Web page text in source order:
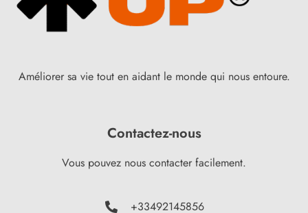
Améliorer sa vie tout en aidant le monde qui nous entoure.
Contactez-nous
Vous pouvez nous contacter facilement.
+33492145856